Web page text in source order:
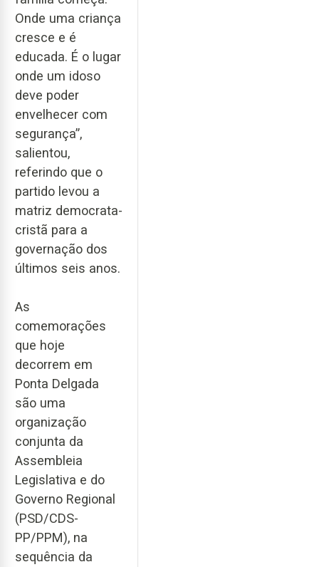
Onde uma criança
cresce e é
educada. É o lugar
onde um idoso
deve poder
envelhecer com
segurança”,
salientou,
referindo que o
partido levou a
matriz democrata-
cristã para a
governação dos
últimos seis anos.
As
comemorações
que hoje
decorrem em
Ponta Delgada
são uma
organização
conjunta da
Assembleia
Legislativa e do
Governo Regional
(PSD/CDS-
PP/PPM), na
sequência da